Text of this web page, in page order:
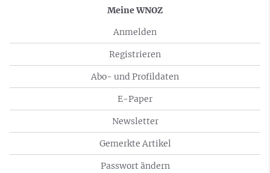
Meine WNOZ
Anmelden
Registrieren
Abo- und Profildaten
E-Paper
Newsletter
Gemerkte Artikel
Passwort ändern